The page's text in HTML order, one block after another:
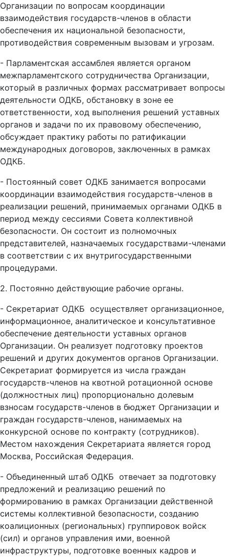
Организации по вопросам координации
взаимодействия государств-членов в области
обеспечения их национальной безопасности,
противодействия современным вызовам и угрозам.
- Парламентская ассамблея является органом
межпарламентского сотрудничества Организации,
который в различных формах рассматривает вопросы
деятельности ОДКБ, обстановку в зоне ее
ответственности, ход выполнения решений уставных
органов и задачи по их правовому обеспечению,
обсуждает практику работы по ратификации
международных договоров, заключенных в рамках
ОДКБ.
- Постоянный совет ОДКБ занимается вопросами
координации взаимодействия государств-членов в
реализации решений, принимаемых органами ОДКБ в
период между сессиями Совета коллективной
безопасности. Он состоит из полномочных
представителей, назначаемых государствами-членами
в соответствии с их внутригосударственными
процедурами.
2. Постоянно действующие рабочие органы.
- Секретариат ОДКБ осуществляет организационное,
информационное, аналитическое и консультативное
обеспечение деятельности уставных органов
Организации. Он реализует подготовку проектов
решений и других документов органов Организации.
Секретариат формируется из числа граждан
государств-членов на квотной ротационной основе
(должностных лиц) пропорционально долевым
взносам государств-членов в бюджет Организации и
граждан государств-членов, нанимаемых на
конкурсной основе по контракту (сотрудников).
Местом нахождения Секретариата является город
Москва, Российская Федерация.
- Объединенный штаб ОДКБ отвечает за подготовку
предложений и реализацию решений по
формированию в рамках Организации действенной
системы коллективной безопасности, созданию
коалиционных (региональных) группировок войск
(сил) и органов управления ими, военной
инфраструктуры, подготовке военных кадров и